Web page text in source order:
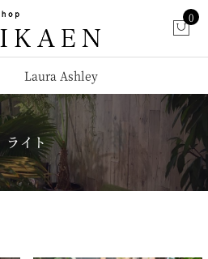
0
Laura Ashley
ライト